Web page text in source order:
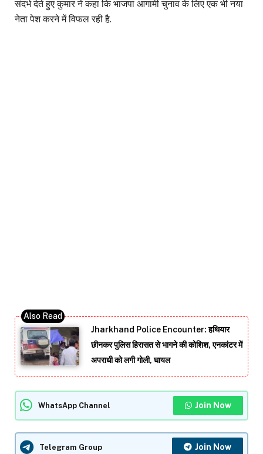
संदर्भ देते हुए कुमार ने कहा कि भाजपा आगामी चुनाव के लिए एक भी नया
नेता पेश करने में विफल रही है.
Jharkhand Police Encounter: हथियार
छीनकर पुलिस हिरासत से भागने की कोशिश, एनकांटर में
अपराधी को लगी गोली, घायल
WhatsApp Channel Join Now
Telegram Group Join Now